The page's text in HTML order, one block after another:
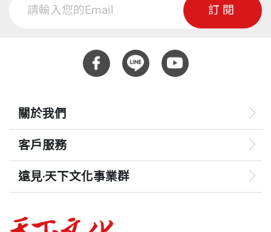
中英對照索引
在忙著攀岩跟泛舟的空檔時間裡，惠理斯是美國加州
大學戴維斯分校微生物學系的資深講師。除了教過一
籮筐的生物學課程外，惠理斯還撰寫過許多研究報告
跟論文，並鑽研於生物武器的發展史。 他同時也是標
作者之一，並著有《微生物學電子良伴》（An Electr
onic Companion to Microbiology: for Majors）。惠理
斯定居在戴維斯，跟他同住的有他的老婆、孩子、一
隻狗跟各種微生物。
師明睿 譯者
訂閱
關於我們
客戶服務
遠見‧天下文化事業群